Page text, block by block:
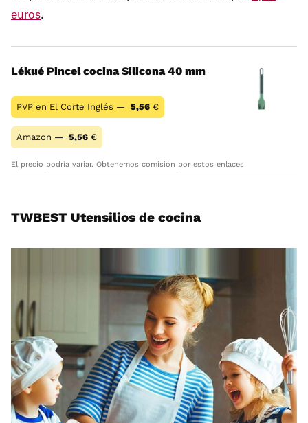
euros.
Lékué Pincel cocina Silicona 40 mm
PVP en El Corte Inglés — 5,56 €
Amazon — 5,56 €
El precio podría variar. Obtenemos comisión por estos enlaces
TWBEST Utensilios de cocina